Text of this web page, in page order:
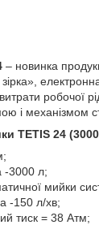
– новинка
робочої
і механізмом
TETIS 24
-3000 л;
мийки
-150 л/хв;
тиск = 38 Атм;